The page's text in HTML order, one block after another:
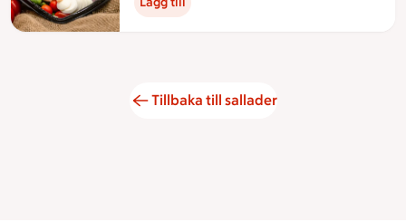
Tillbaka till sallader